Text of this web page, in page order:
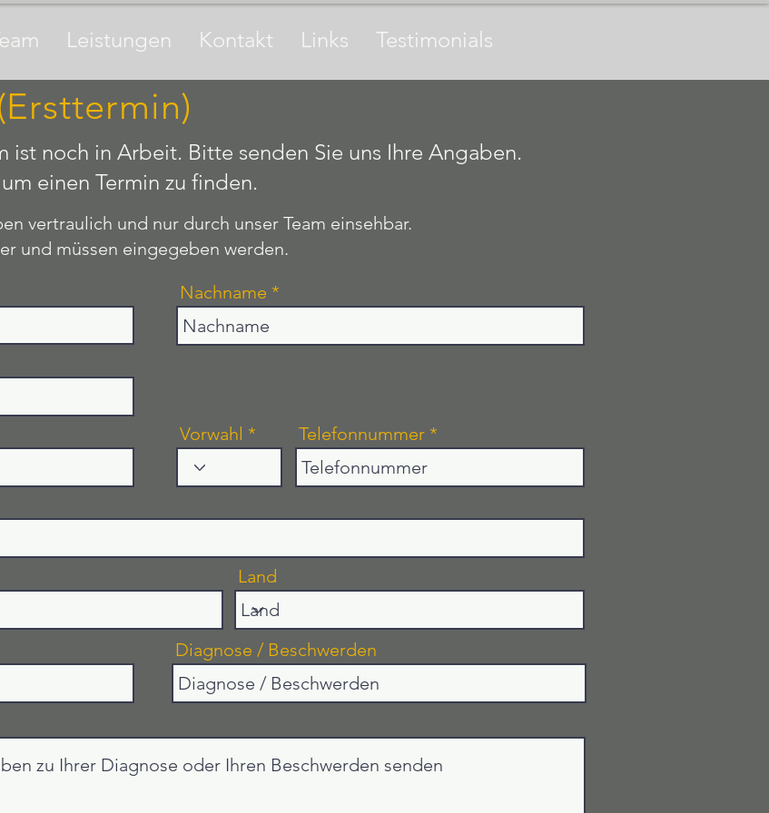
Leistungen Kontakt Links Testimonials
ist noch in Arbeit. Bitte senden Sie uns Ihre Angaben.
einen Termin zu finden.
vertraulich und nur durch unser Team einsehbar.
und müssen eingegeben werden.
Nachname
Vorwahl Telefonnummer
Land
Diagnose / Beschwerden